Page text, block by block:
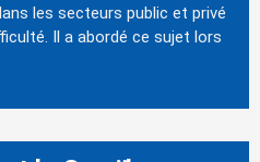
les secteurs public et privé
Il a abordé ce sujet lors